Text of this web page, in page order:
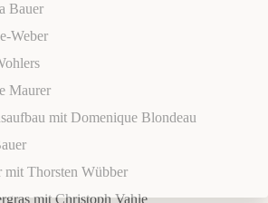
Bauer
Weber
Maurer
mit Domenique Blondeau
mit Thorsten Wübber
mit Christoph Vahle